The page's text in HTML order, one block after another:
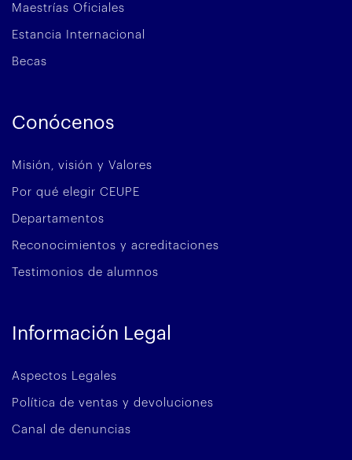
Maestrías Oficiales
Estancia Internacional
Becas
Conócenos
Misión, visión y Valores
Por qué elegir CEUPE
Departamentos
Reconocimientos y acreditaciones
Testimonios de alumnos
Información Legal
Aspectos Legales
Política de ventas y devoluciones
Canal de denuncias